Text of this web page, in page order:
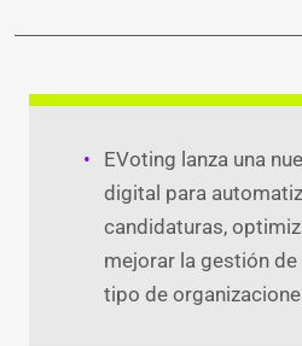
EVoting lanza una
digital para
candidaturas,
mejorar la gestión
tipo de